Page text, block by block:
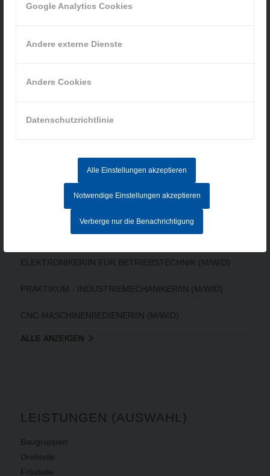
Google Analytics Cookies
Andere externe Dienste
Andere Cookies
Datenschutzrichtlinie
Alle Einstellungen akzeptieren
Notwendige Einstellungen akzeptieren
Verberge nur die Benachrichtigung
Impressum
AKTUELLE STELLENANGEBOTE
MITARBEITER IM AUFTRAGSZENTRUM (M/W/D) - Vollzeit
CNC-FACHKRAFT (M/W/D)
ELEKTRONIKER/IN FÜR BETRIEBSTECHNIK (M/W/D)
PRAKTIKUM - INDUSTRIEMECHANIKER/IN (M/W/D)
CNC-MASCHINENBEDIENER/IN (M/W/D)
ALLE ANZEIGEN
LEISTUNGEN (AUSWAHL)
Baugruppen
Drehteile
Frästeile